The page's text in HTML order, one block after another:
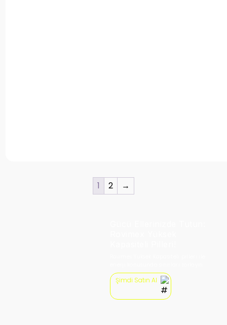
1 2 →
Şimdi Satın Al